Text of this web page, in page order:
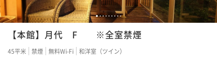
12345 6789
【本館】月代 F ※全室禁煙
45平米 禁煙 無料Wi-Fi 和洋室（ツイン）